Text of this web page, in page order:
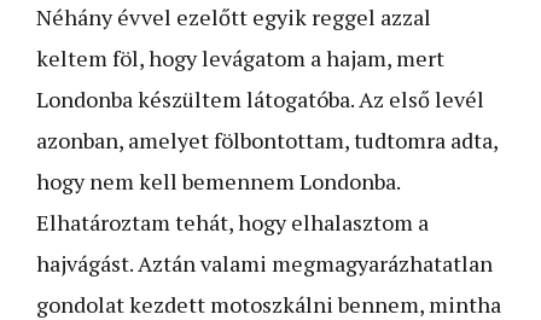
Néhány évvel ezelőtt egyik reggel azzal
keltem föl, hogy levágatom a hajam, mert
Londonba készültem látogatóba. Az első levél
azonban, amelyet fölbontottam, tudtomra adta,
hogy nem kell bemennem Londonba.
Elhatároztam tehát, hogy elhalasztom a
hajvágást. Aztán valami megmagyarázhatatlan
gondolat kezdett motoszkálni bennem, mintha